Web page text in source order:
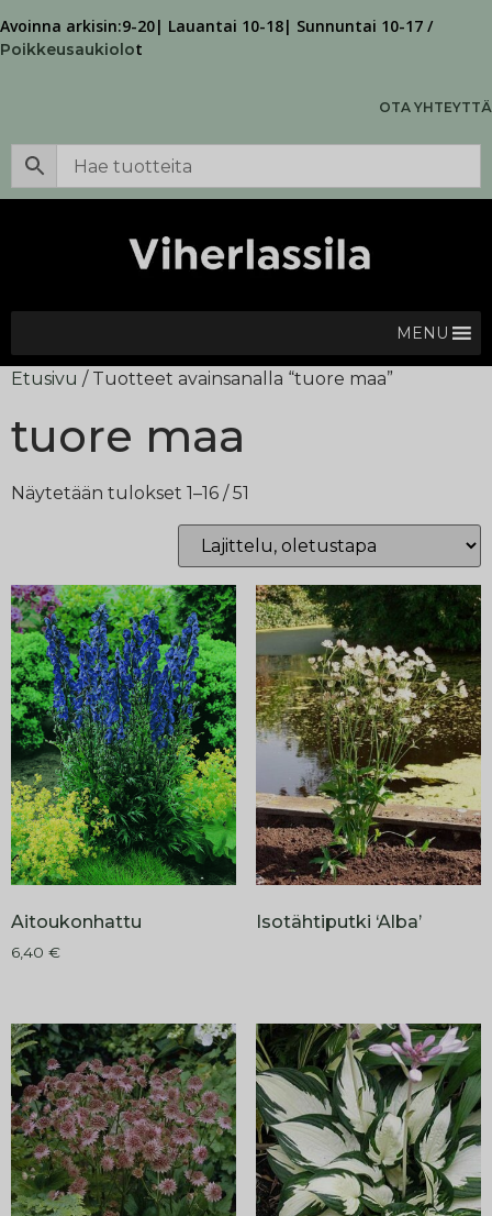
Avoinna arkisin:9-20| Lauantai 10-18| Sunnuntai 10-17 /
Poikkeusaukiolot
OTA YHTEYTTÄ
MENU
Etusivu / Tuotteet avainsanalla “tuore maa”
tuore maa
Näytetään tulokset 1–16 / 51
Aitoukonhattu
6,40 €
Isotähtiputki ‘Alba’